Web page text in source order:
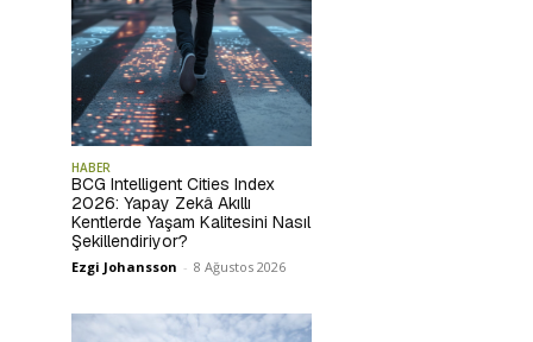
HABER
BCG Intelligent Cities Index
2026: Yapay Zekâ Akıllı
Kentlerde Yaşam Kalitesini Nasıl
Şekillendiriyor?
Ezgi Johansson - 8 Ağustos 2026